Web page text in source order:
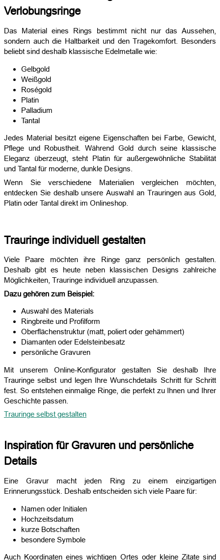
Verlobungsringe
Das Material eines Rings bestimmt nicht nur das Aussehen,
sondern auch die Haltbarkeit und den Tragekomfort. Besonders
beliebt sind deshalb klassische Edelmetalle wie:
Gelbgold
Weißgold
Roségold
Platin
Palladium
Tantal
Jedes Material besitzt eigene Eigenschaften bei Farbe, Gewicht,
Pflege und Robustheit. Während Gold durch seine klassische
Eleganz überzeugt, steht Platin für außergewöhnliche Stabilität
und Tantal für moderne, dunkle Designs.
Wenn Sie verschiedene Materialien vergleichen möchten,
entdecken Sie deshalb unsere Auswahl an Trauringen aus Gold,
Platin oder Tantal direkt im Onlineshop.
Trauringe individuell gestalten
Viele Paare möchten ihre Ringe ganz persönlich gestalten.
Deshalb gibt es heute neben klassischen Designs zahlreiche
Möglichkeiten, Trauringe individuell anzupassen.
Dazu gehören zum Beispiel:
Auswahl des Materials
Ringbreite und Profilform
Oberflächenstruktur (matt, poliert oder gehämmert)
Diamanten oder Edelsteinbesatz
persönliche Gravuren
Mit unserem Online-Konfigurator gestalten Sie deshalb Ihre
Trauringe selbst und legen Ihre Wunschdetails Schritt für Schritt
fest. So entstehen einmalige Ringe, die perfekt zu Ihnen und Ihrer
Geschichte passen.
Trauringe selbst gestalten
Inspiration für Gravuren und persönliche
Details
Eine Gravur macht jeden Ring zu einem einzigartigen
Erinnerungsstück. Deshalb entscheiden sich viele Paare für:
Namen oder Initialen
Hochzeitsdatum
kurze Botschaften
besondere Symbole
Auch Koordinaten eines wichtigen Ortes oder kleine Zitate sind